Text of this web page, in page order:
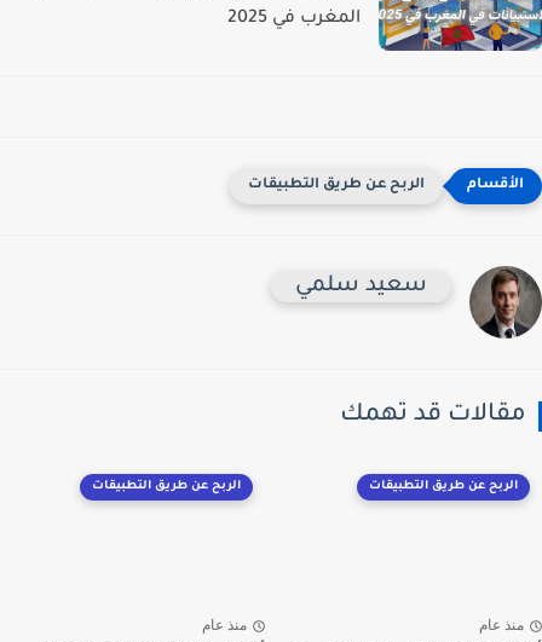
المغرب في 2025
الربح عن طريق التطبيقات
سعيد سلمي
مقالات قد تهمك
الربح عن طريق التطبيقات
منذ عام
الربح عن طريق التطبيقات
منذ عام